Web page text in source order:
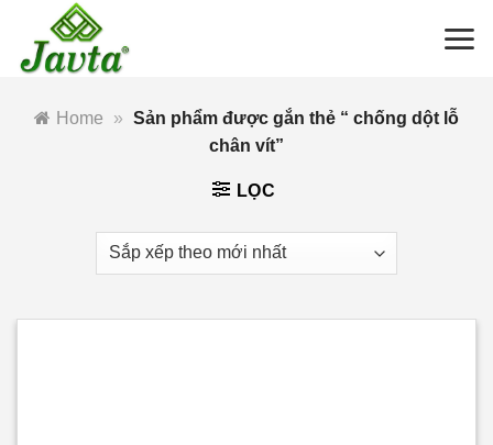
nội
Home
» Sản phẩm được gắn thẻ “ chống dột lỗ
chân vít”
LỌC